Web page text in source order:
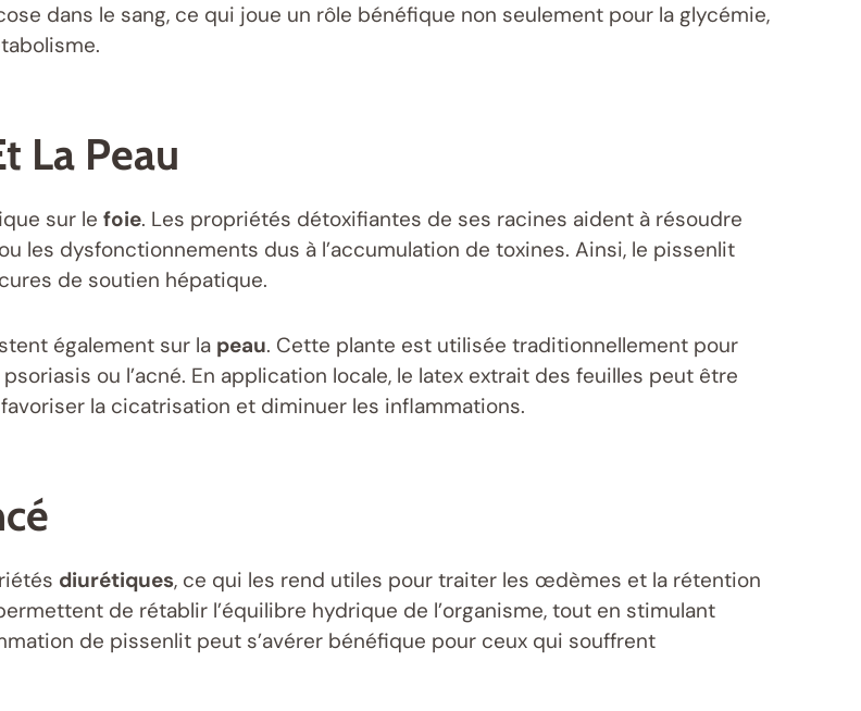
dans le sang, ce qui joue un rôle bénéfique non seulement pour la glycémie,
La Peau
sur le foie. Les propriétés détoxifiantes de ses racines aident à résoudre
les dysfonctionnements dus à l’accumulation de toxines. Ainsi, le pissenlit
de soutien hépatique.
également sur la peau. Cette plante est utilisée traditionnellement pour
ou l’acné. En application locale, le latex extrait des feuilles peut être
la cicatrisation et diminuer les inflammations.
diurétiques, ce qui les rend utiles pour traiter les œdèmes et la rétention
de rétablir l’équilibre hydrique de l’organisme, tout en stimulant
de pissenlit peut s’avérer bénéfique pour ceux qui souffrent